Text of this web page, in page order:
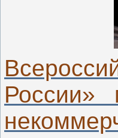
России»